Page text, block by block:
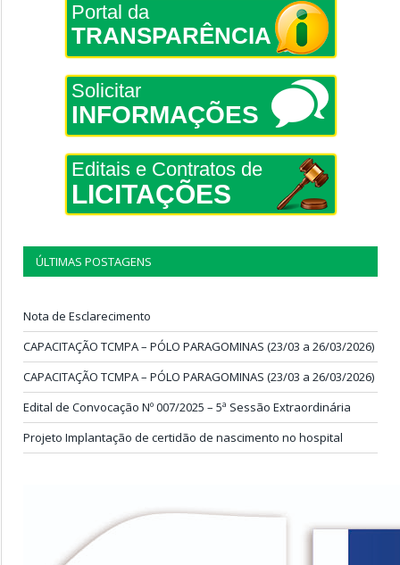
Portal da
TRANSPARÊNCIA
Solicitar
INFORMAÇÕES
Editais e Contratos de
LICITAÇÕES
ÚLTIMAS POSTAGENS
Nota de Esclarecimento
CAPACITAÇÃO TCMPA – PÓLO PARAGOMINAS (23/03 a 26/03/2026)
CAPACITAÇÃO TCMPA – PÓLO PARAGOMINAS (23/03 a 26/03/2026)
Edital de Convocação Nº 007/2025 – 5ª Sessão Extraordinária
Projeto Implantação de certidão de nascimento no hospital